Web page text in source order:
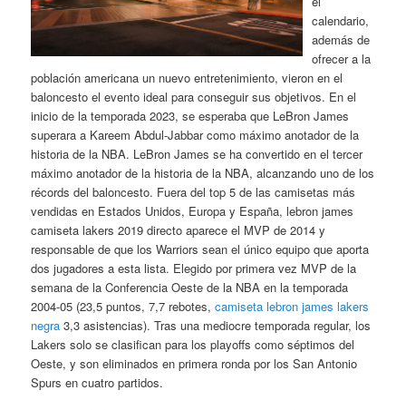
calendario,
además de
ofrecer a la
población americana un nuevo entretenimiento, vieron en el
baloncesto el evento ideal para conseguir sus objetivos. En el
inicio de la temporada 2023, se esperaba que LeBron James
superara a Kareem Abdul-Jabbar como máximo anotador de la
historia de la NBA. LeBron James se ha convertido en el tercer
máximo anotador de la historia de la NBA, alcanzando uno de los
récords del baloncesto. Fuera del top 5 de las camisetas más
vendidas en Estados Unidos, Europa y España, lebron james
camiseta lakers 2019 directo aparece el MVP de 2014 y
responsable de que los Warriors sean el único equipo que aporta
dos jugadores a esta lista. Elegido por primera vez MVP de la
semana de la Conferencia Oeste de la NBA en la temporada
2004-05 (23,5 puntos, 7,7 rebotes,camiseta lebron james lakers
negra 3,3 asistencias). Tras una mediocre temporada regular, los
Lakers solo se clasifican para los playoffs como séptimos del
Oeste, y son eliminados en primera ronda por los San Antonio
Spurs en cuatro partidos.